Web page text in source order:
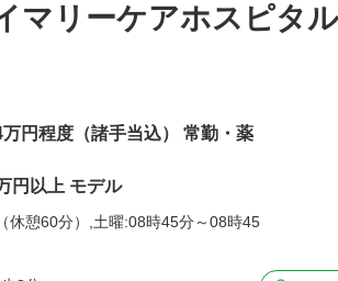
マリーケアホスピタ
万円程度（諸手当込） 常勤・薬
円以上 モデル
休憩60分）,土曜:08時45分～08時45